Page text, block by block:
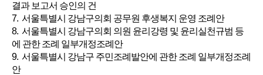
결과 보고서 승인의 건
7. 서울특별시 강남구의회 공무원 후생복지 운영 조례안
8. 서울특별시 강남구의회 의원 윤리강령 및 윤리실천규범 등
에 관한 조례 일부개정조례안
9. 서울특별시 강남구 주민조례발안에 관한 조례 일부개정조례
안